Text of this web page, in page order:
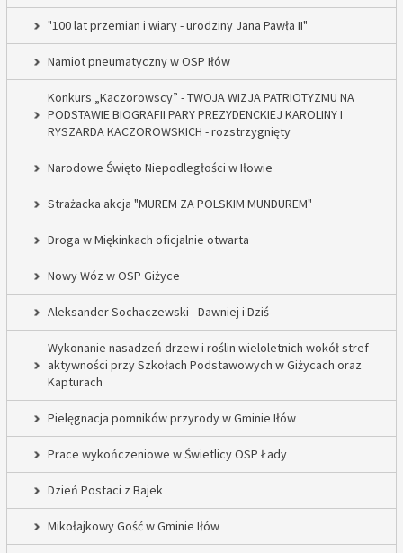
"100 lat przemian i wiary - urodziny Jana Pawła II"
Namiot pneumatyczny w OSP Iłów
Konkurs „Kaczorowscy” - TWOJA WIZJA PATRIOTYZMU NA
PODSTAWIE BIOGRAFII PARY PREZYDENCKIEJ KAROLINY I
RYSZARDA KACZOROWSKICH - rozstrzygnięty
Narodowe Święto Niepodległości w Iłowie
Strażacka akcja "MUREM ZA POLSKIM MUNDUREM"
Droga w Miękinkach oficjalnie otwarta
Nowy Wóz w OSP Giżyce
Aleksander Sochaczewski - Dawniej i Dziś
Wykonanie nasadzeń drzew i roślin wieloletnich wokół stref
aktywności przy Szkołach Podstawowych w Giżycach oraz
Kapturach
Pielęgnacja pomników przyrody w Gminie Iłów
Prace wykończeniowe w Świetlicy OSP Łady
Dzień Postaci z Bajek
Mikołajkowy Gość w Gminie Iłów